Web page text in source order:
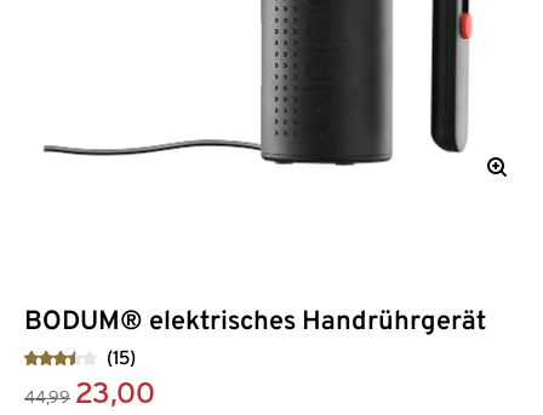
BODUM® elektrisches Handrührgerät
(15)
44,99 23,00